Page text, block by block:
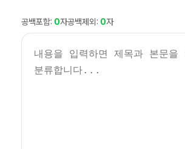
공백포함: 0자공백제외: 0자